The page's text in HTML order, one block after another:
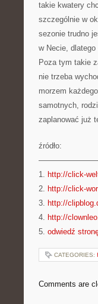
takie kwatery
szczególnie w
sezonie trudno
w Necie,
Poza tym takie
nie trzeba
morzem
samotnych,
zaplanować już
źródło:
1. http://click-
2. http://click-
3. http://
4. http://
5. odwiedź
CATEGORIES:
Comments are